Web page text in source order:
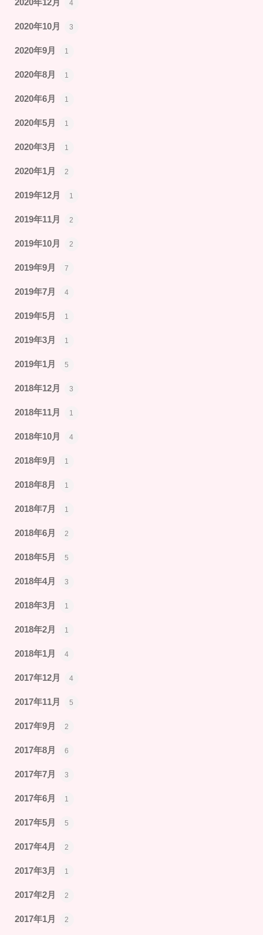
2020年12月 4
2020年10月 3
2020年9月 1
2020年8月 1
2020年6月 1
2020年5月 1
2020年3月 1
2020年1月 2
2019年12月 1
2019年11月 2
2019年10月 2
2019年9月 7
2019年7月 4
2019年5月 1
2019年3月 1
2019年1月 5
2018年12月 3
2018年11月 1
2018年10月 4
2018年9月 1
2018年8月 1
2018年7月 1
2018年6月 2
2018年5月 5
2018年4月 3
2018年3月 1
2018年2月 1
2018年1月 4
2017年12月 4
2017年11月 5
2017年9月 2
2017年8月 6
2017年7月 3
2017年6月 1
2017年5月 5
2017年4月 2
2017年3月 1
2017年2月 2
2017年1月 2